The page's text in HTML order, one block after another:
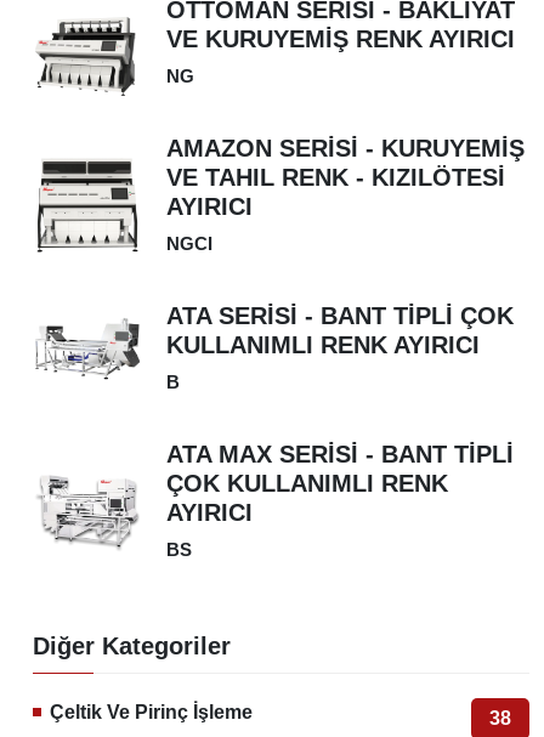
OTTOMAN SERİSİ - BAKLİYAT
VE KURUYEMİŞ RENK AYIRICI
NG
AMAZON SERİSİ - KURUYEMİŞ
VE TAHIL RENK - KIZILÖTESİ
AYIRICI
NGCI
ATA SERİSİ - BANT TİPLİ ÇOK
KULLANIMLI RENK AYIRICI
B
ATA MAX SERİSİ - BANT TİPLİ
ÇOK KULLANIMLI RENK
AYIRICI
BS
Diğer Kategoriler
Çeltik Ve Pirinç İşleme 38